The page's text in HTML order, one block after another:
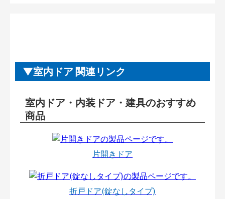
室内ドア 関連リンク
室内ドア・内装ドア・建具のおすすめ
商品
片開きドア
折戸ドア(錠なしタイプ)